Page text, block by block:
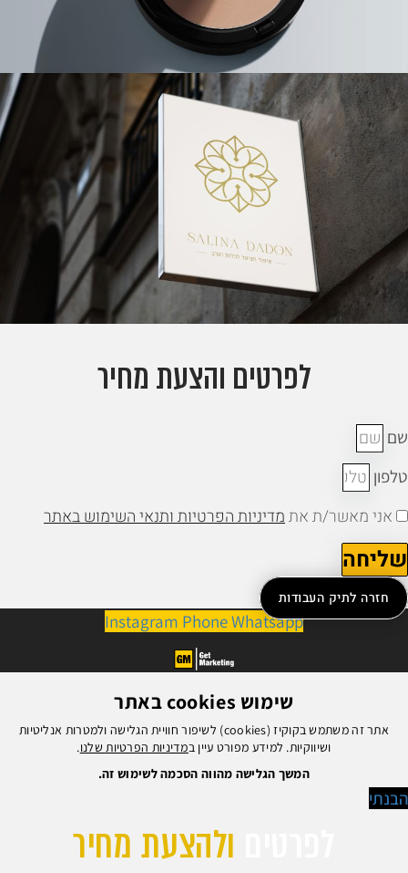
לפרטים והצעת מחיר
אני מאשר/ת אתמדיניות הפרטיות ותנאי השימוש באתר
חזרה לתיק העבודות
Instagram PhoneWhatsapp
שימוש cookies באתר
אתר זה משתמש בקוקיז (cookies) לשיפור חוויית הגלישה ולמטרות אנליטיות
ושיווקיות. למידע מפורט עיין במדיניות הפרטיות שלנו.
המשך הגלישה מהווה הסכמה לשימוש זה.
ולהצעת מחיר